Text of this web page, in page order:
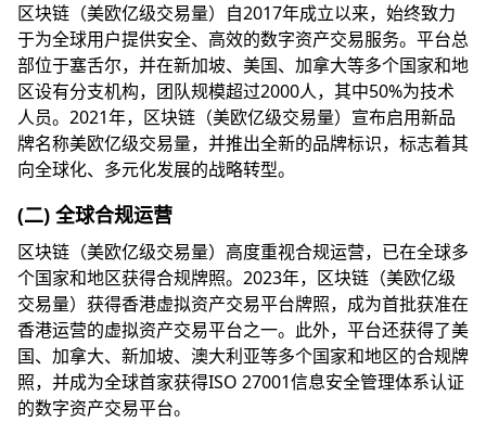
区块链（美欧亿级交易量）自2017年成立以来，始终致力
于为全球用户提供安全、高效的数字资产交易服务。平台总
部位于塞舌尔，并在新加坡、美国、加拿大等多个国家和地
区设有分支机构，团队规模超过2000人，其中50%为技术
人员。2021年，区块链（美欧亿级交易量）宣布启用新品
牌名称美欧亿级交易量，并推出全新的品牌标识，标志着其
向全球化、多元化发展的战略转型。
(二) 全球合规运营
区块链（美欧亿级交易量）高度重视合规运营，已在全球多
个国家和地区获得合规牌照。2023年，区块链（美欧亿级
交易量）获得香港虚拟资产交易平台牌照，成为首批获准在
香港运营的虚拟资产交易平台之一。此外，平台还获得了美
国、加拿大、新加坡、澳大利亚等多个国家和地区的合规牌
照，并成为全球首家获得ISO 27001信息安全管理体系认证
的数字资产交易平台。